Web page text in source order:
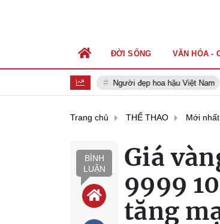
Người đẹp hoa hậu Việt Nam
ĐỜI SỐNG VĂN HÓA -
Trang chủ THỂ THAO Mới nhất
BÌNH
LUẬN
Giá
9999
tăng